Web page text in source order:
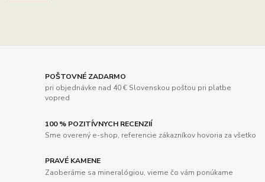
POŠTOVNÉ ZADARMO
pri objednávke nad 40 € Slovenskou poštou pri platbe
vopred
100 % POZITÍVNYCH RECENZIÍ
Sme overený e-shop, referencie zákazníkov hovoria za všetko
PRAVÉ KAMENE
Zaoberáme sa mineralógiou, vieme čo vám ponúkame